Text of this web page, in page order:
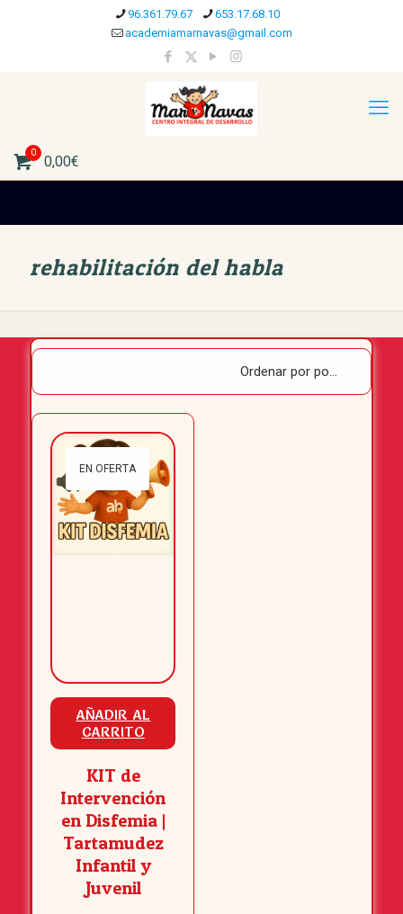
96.361.79.67
653.17.68.10
academiamarnavas@gmail.com
0
0,00€
rehabilitación del habla
EN OFERTA
AÑADIR AL
CARRITO
KIT de
Intervención
en Disfemia |
Tartamudez
Infantil y
Juvenil